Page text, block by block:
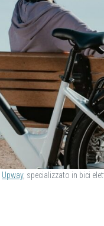
Upway, specializzato in bici